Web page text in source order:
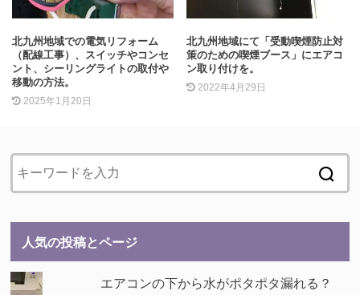
北九州地域での電気リフォーム
（配線工事）、スイッチやコンセ
ント、シーリングライトの取付や
移動の方法。
2025年1月20日
北九州地域にて「受動喫煙防止対
策のための喫煙ブース」にエアコ
ン取り付けを。
2022年4月29日
人気の投稿とページ
エアコンの下から水がポタポタ漏れる？